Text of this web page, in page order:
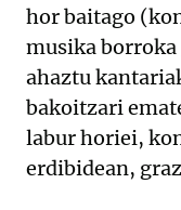
hor baitago
musika
ahaztu
bakoitzari
labur horiei,
erdibidean,